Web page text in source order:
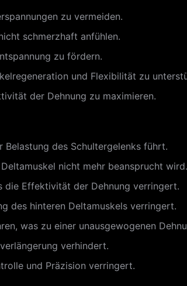
zu vermeiden.
schmerzhaft anfühlen.
zu fördern.
und Flexibilität zu
der Dehnung zu maximieren.
Belastung des Schultergelenks führt.
nicht mehr beansprucht wird.
die Effektivität der Dehnung verringert.
des hinteren Deltamuskels verringert.
was zu einer unausgewogenen
verhindert.
und Präzision verringert.